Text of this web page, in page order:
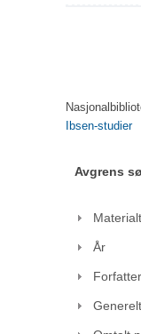
Ibsen-studier
Avgrens
År